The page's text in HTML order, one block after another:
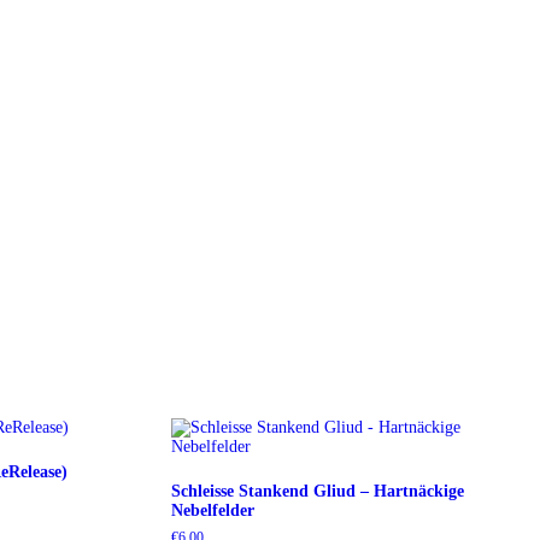
Schleisse Stankend Gliud – Hartnäckige
Nebelfelder